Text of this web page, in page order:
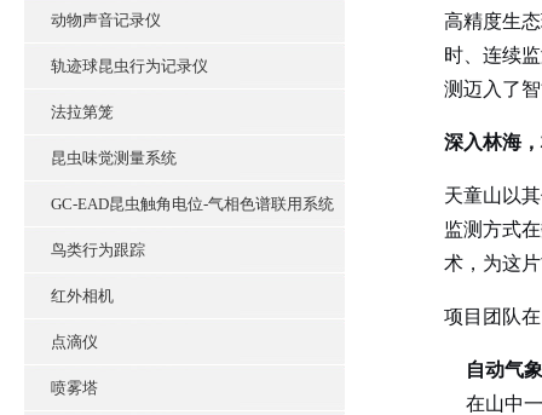
动物声音记录仪
轨迹球昆虫行为记录仪
法拉第笼
昆虫味觉测量系统
GC-EAD昆虫触角电位-气相色谱联用系统
鸟类行为跟踪
红外相机
点滴仪
喷雾塔
高精度生
时、连续
测迈入了
深入林海
天童山以
监测方式
术，为这
项目团队
自动气
在山中